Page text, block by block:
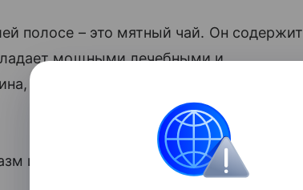
полосе – это мятный чай. Он содержит
мощными лечебными и
врач-диетолог, доктор медицинских
и улучшает текучесть крови. Также в